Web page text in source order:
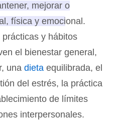
mejorar o
física y emocional.
y hábitos
el bienestar general,
una dieta equilibrada, el
del estrés, la práctica
de límites
interpersonales.